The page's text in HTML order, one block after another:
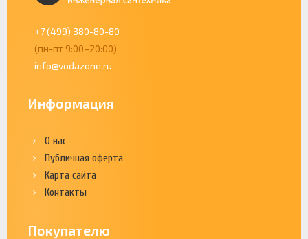
+7 (499) 380-80-80
(пн-пт 9:00–20:00)
info@vodazone.ru
Информация
О нас
Публичная оферта
Карта сайта
Контакты
Покупателю